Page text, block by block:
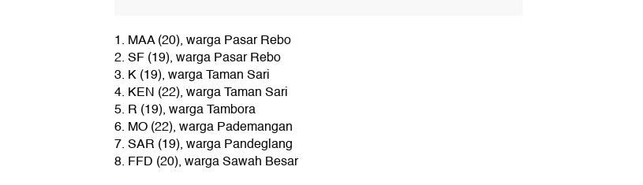
1. MAA (20), warga Pasar Rebo
2. SF (19), warga Pasar Rebo
3. K (19), warga Taman Sari
4. KEN (22), warga Taman Sari
5. R (19), warga Tambora
6. MO (22), warga Pademangan
7. SAR (19), warga Pandeglang
8. FFD (20), warga Sawah Besar